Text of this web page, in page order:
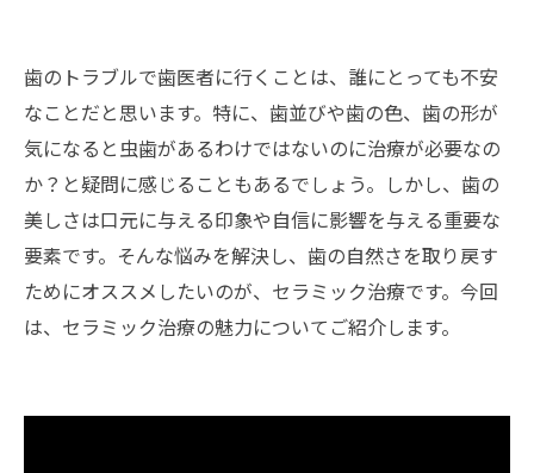
歯のトラブルで歯医者に行くことは、誰にとっても不安
なことだと思います。特に、歯並びや歯の色、歯の形が
気になると虫歯があるわけではないのに治療が必要なの
か？と疑問に感じることもあるでしょう。しかし、歯の
美しさは口元に与える印象や自信に影響を与える重要な
要素です。そんな悩みを解決し、歯の自然さを取り戻す
ためにオススメしたいのが、セラミック治療です。今回
は、セラミック治療の魅力についてご紹介します。